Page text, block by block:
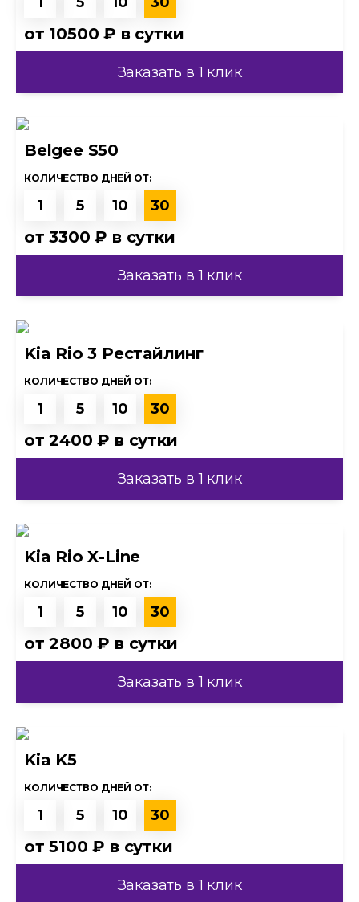
от 10500 ₽ в сутки
Заказать в 1 клик
Belgee S50
КОЛИЧЕСТВО ДНЕЙ ОТ:
1 5 10 30
от3300 ₽ в сутки
Заказать в 1 клик
Kia Rio 3 Рестайлинг
КОЛИЧЕСТВО ДНЕЙ ОТ:
1 5 10 30
от2400 ₽ в сутки
Заказать в 1 клик
Kia Rio X-Line
КОЛИЧЕСТВО ДНЕЙ ОТ:
1 5 10 30
от2800 ₽ в сутки
Заказать в 1 клик
Kia K5
КОЛИЧЕСТВО ДНЕЙ ОТ:
1 5 10 30
от5100 ₽ в сутки
Заказать в 1 клик